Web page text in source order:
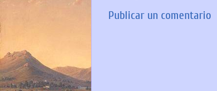
Publicar un comentario